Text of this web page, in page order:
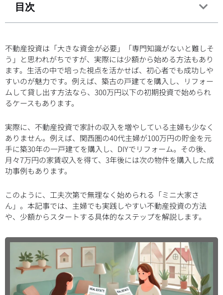
目次
不動産投資は「大きな資金が必要」「専門知識がないと難しそ
う」と思われがちですが、実際には少額から始める方法もあり
ます。生活の中で培った視点を活かせば、初心者でも成功しや
すいのが魅力です。例えば、築古の戸建てを購入し、リフォー
ムして貸し出す方法なら、300万円以下の初期投資で始められ
るケースもあります。
実際に、不動産投資で家計の収入を増やしている主婦も少なく
ありません。例えば、関西圏の40代主婦が100万円の貯金を元
手に築30年の一戸建てを購入し、DIYでリフォーム。その後、
月々7万円の家賃収入を得て、3年後には次の物件を購入した成
功事例もあります。
このように、工夫次第で無理なく始められる「ミニ大家さ
ん」。本記事では、主婦でも実践しやすい不動産投資の方法
や、少額からスタートする具体的なステップを解説します。